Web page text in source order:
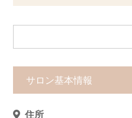
サロン基本情報
住所